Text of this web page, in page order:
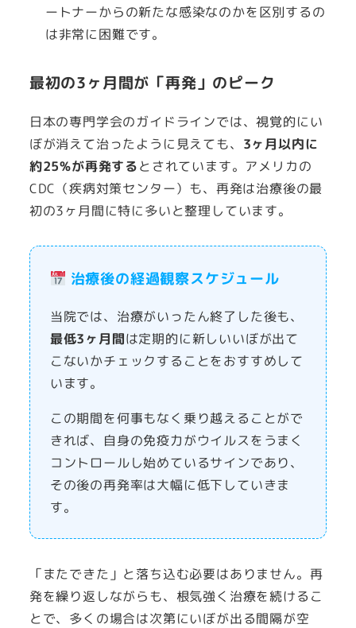
ートナーからの新たな感染なのかを区別するの
は非常に困難です。
最初の3ヶ月間が「再発」のピーク
日本の専門学会のガイドラインでは、視覚的にい
ぼが消えて治ったように見えても、 3ヶ月以内に
約25%が再発するとされています。アメリカの
CDC（疾病対策センター）も、再発は治療後の最
初の3ヶ月間に特に多いと整理しています。
治療後の経過観察スケジュール
当院では、治療がいったん終了した後も、
最低3ヶ月間は定期的に新しいいぼが出て
こないかチェックすることをおすすめして
います。
この期間を何事もなく乗り越えることがで
きれば、自身の免疫力がウイルスをうまく
コントロールし始めているサインであり、
その後の再発率は大幅に低下していきま
す。
「またできた」と落ち込む必要はありません。再
発を繰り返しながらも、根気強く治療を続けるこ
とで、多くの場合は次第にいぼが出る間隔が空